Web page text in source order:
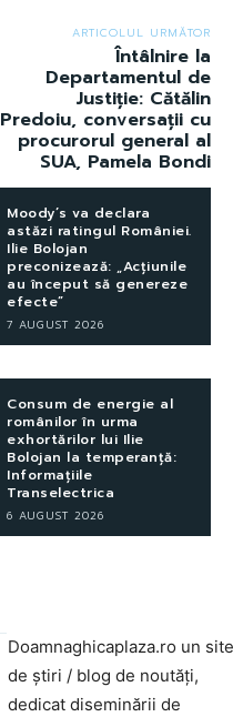
ARTICOLUL URMĂTOR
Întâlnire la
Departamentul de
Justiție: Cătălin
Predoiu, conversații cu
procurorul general al
SUA, Pamela Bondi
Moody’s va declara
astăzi ratingul României.
Ilie Bolojan
preconizează: „Acțiunile
au început să genereze
efecte”
7 AUGUST 2026
Consum de energie al
românilor în urma
exhortărilor lui Ilie
Bolojan la temperanță:
Informațiile
Transelectrica
6 AUGUST 2026
Doamnaghicaplaza.ro un site
de știri / blog de noutăți,
dedicat diseminării de